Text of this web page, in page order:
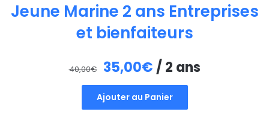
Jeune Marine 2 ans Entreprises
et bienfaiteurs
40,00€
Le
prix
initial
35,00€Le
prix
actuel
/ 2 ans
Ajouter au Panier